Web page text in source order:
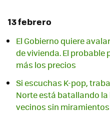
13 febrero
El Gobierno quiere
de vivienda. El probable
más los precios
Si escuchas K-pop,
Norte está batallando
vecinos sin miramientos